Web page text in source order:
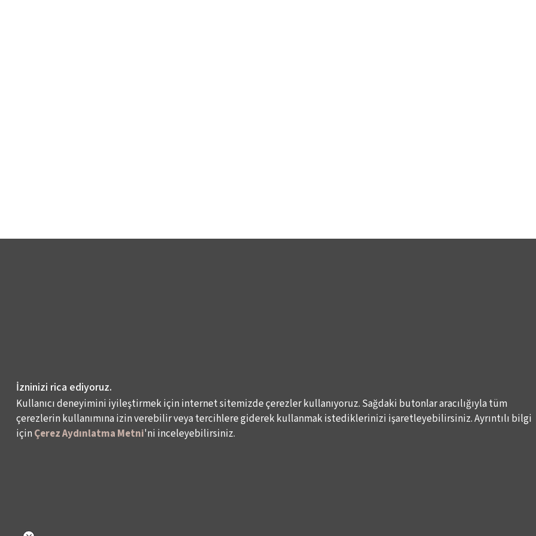
İzninizi rica ediyoruz.
Kullanıcı deneyimini iyileştirmek için internet sitemizde çerezler kullanıyoruz. Sağdaki butonlar aracılığıyla tüm
çerezlerin kullanımına izin verebilir veya tercihlere giderek kullanmak istediklerinizi işaretleyebilirsiniz. Ayrıntılı bilgi
için Çerez Aydınlatma Metni'ni inceleyebilirsiniz.